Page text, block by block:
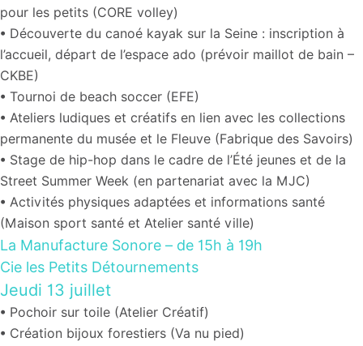
pour les petits (CORE volley)
• Découverte du canoé kayak sur la Seine : inscription à
l’accueil, départ de l’espace ado (prévoir maillot de bain –
CKBE)
• Tournoi de beach soccer (EFE)
• Ateliers ludiques et créatifs en lien avec les collections
permanente du musée et le Fleuve (Fabrique des Savoirs)
• Stage de hip-hop dans le cadre de l’Été jeunes et de la
Street Summer Week (en partenariat avec la MJC)
• Activités physiques adaptées et informations santé
(Maison sport santé et Atelier santé ville)
La Manufacture Sonore – de 15h à 19h
Cie les Petits Détournements
Jeudi 13 juillet
• Pochoir sur toile (Atelier Créatif)
• Création bijoux forestiers (Va nu pied)